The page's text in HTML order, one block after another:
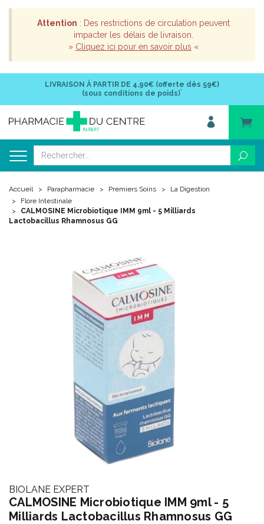
Attention : Des restrictions de circulation peuvent
impacter les délais de livraison.
» Cliquez ici pour en savoir plus «
LIVRAISON À PARTIR DE 4,90€ (offerte dès 59€)
(sous conditions de poids)*
Accueil Parapharmacie Premiers Soins
La Digestion
Flore Intestinale
CALMOSINE Microbiotique IMM 9ml - 5 Milliards
Lactobacillus Rhamnosus GG
BIOLANE EXPERT
CALMOSINE Microbiotique IMM 9ml - 5
Milliards Lactobacillus Rhamnosus GG